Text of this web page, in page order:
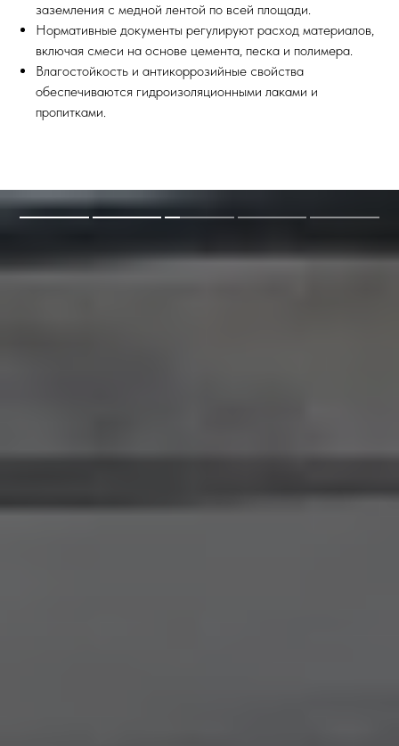
заземления с медной лентой по всей площади.
Нормативные документы регулируют расход материалов,
включая смеси на основе цемента, песка и полимера.
Влагостойкость и антикоррозийные свойства
обеспечиваются гидроизоляционными лаками и
пропитками.